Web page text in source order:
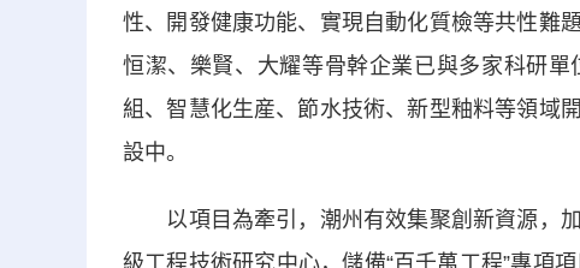
性、開發健康功能、實現自動化質檢等共性難
恒潔、樂賢、大耀等骨幹企業已與多家科研
組、智慧化生産、節水技術、新型釉料等領域
設中。
以項目為牽引，潮州有效集聚創新資源，加
級工程技術研究中心，儲備“百千萬工程”專項